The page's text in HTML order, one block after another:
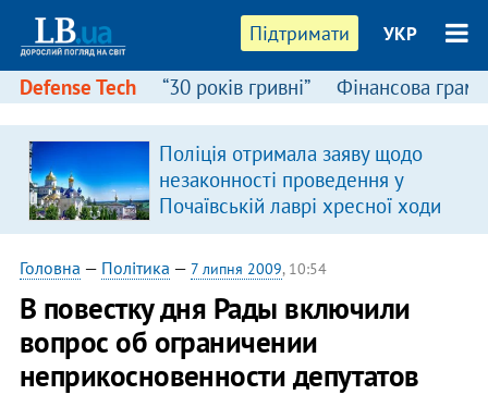
Підтримати УКР
Defense Tech “30 років гривні” Фінансова
Поліція отримала заяву щодо
незаконності проведення у
Почаївській лаврі хресної ходи
Головна — Політика — 7 липня 2009, 10:54
В повестку дня Рады включили
вопрос об ограничении
неприкосновенности депутатов